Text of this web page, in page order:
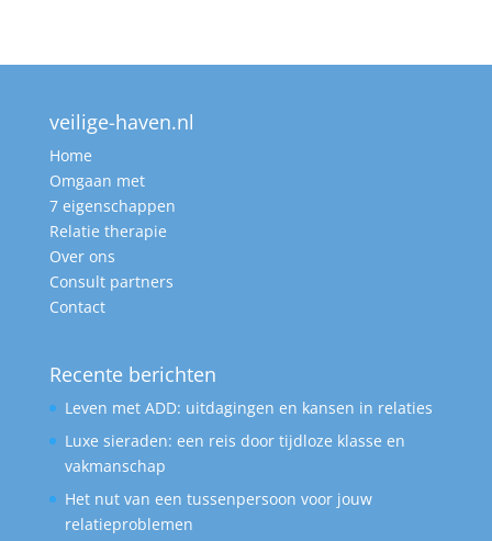
veilige-haven.nl
Home
Omgaan met
7 eigenschappen
Relatie therapie
Over ons
Consult partners
Contact
Recente berichten
Leven met ADD: uitdagingen en kansen in relaties
Luxe sieraden: een reis door tijdloze klasse en
vakmanschap
Het nut van een tussenpersoon voor jouw
relatieproblemen